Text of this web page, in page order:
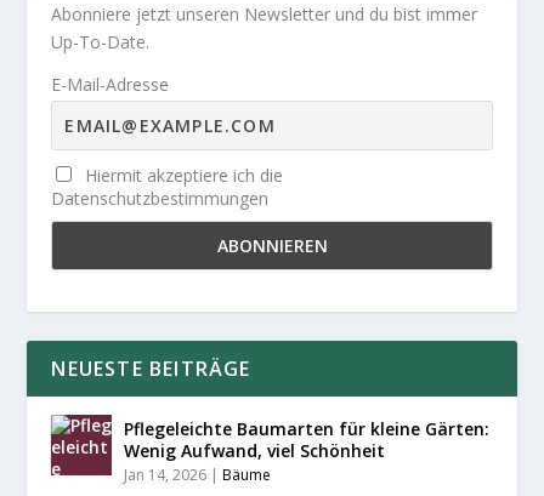
Abonniere jetzt unseren Newsletter und du bist immer
Up-To-Date.
E-Mail-Adresse
Hiermit akzeptiere ich die
Datenschutzbestimmungen
NEUESTE BEITRÄGE
Pflegeleichte Baumarten für kleine Gärten:
Wenig Aufwand, viel Schönheit
Jan 14, 2026 |Bäume